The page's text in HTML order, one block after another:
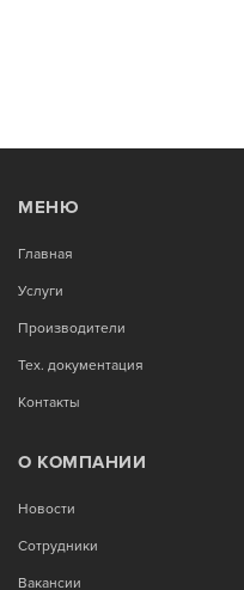
МЕНЮ
Главная
Услуги
Производители
Тех. документация
Контакты
О КОМПАНИИ
Новости
Сотрудники
Вакансии